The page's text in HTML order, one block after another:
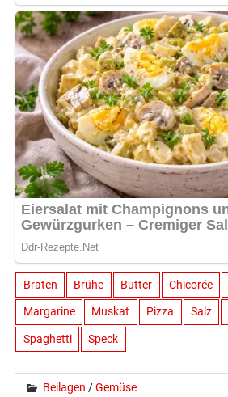
Braten Brühe Butter Chicorée
Margarine Muskat Pizza Salz
Spaghetti Speck
Beilagen /Gemüse